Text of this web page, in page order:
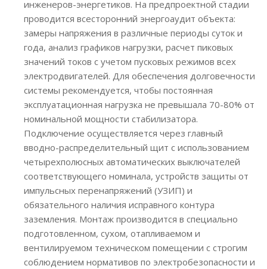
инженеров-энергетиков. На предпроектной стадии
проводится всесторонний энергоаудит объекта:
замеры напряжения в различные периоды суток и
года, анализ графиков нагрузки, расчет пиковых
значений токов с учетом пусковых режимов всех
электродвигателей. Для обеспечения долговечности
системы рекомендуется, чтобы постоянная
эксплуатационная нагрузка не превышала 70-80% от
номинальной мощности стабилизатора.
Подключение осуществляется через главный
вводно-распределительный щит с использованием
четырехполюсных автоматических выключателей
соответствующего номинала, устройств защиты от
импульсных перенапряжений (УЗИП) и
обязательного наличия исправного контура
заземления. Монтаж производится в специально
подготовленном, сухом, отапливаемом и
вентилируемом техническом помещении с строгим
соблюдением нормативов по электробезопасности и